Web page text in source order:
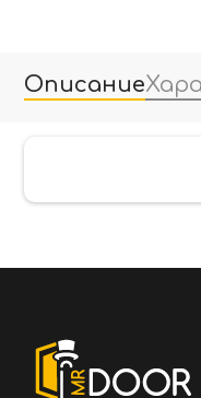
Описание